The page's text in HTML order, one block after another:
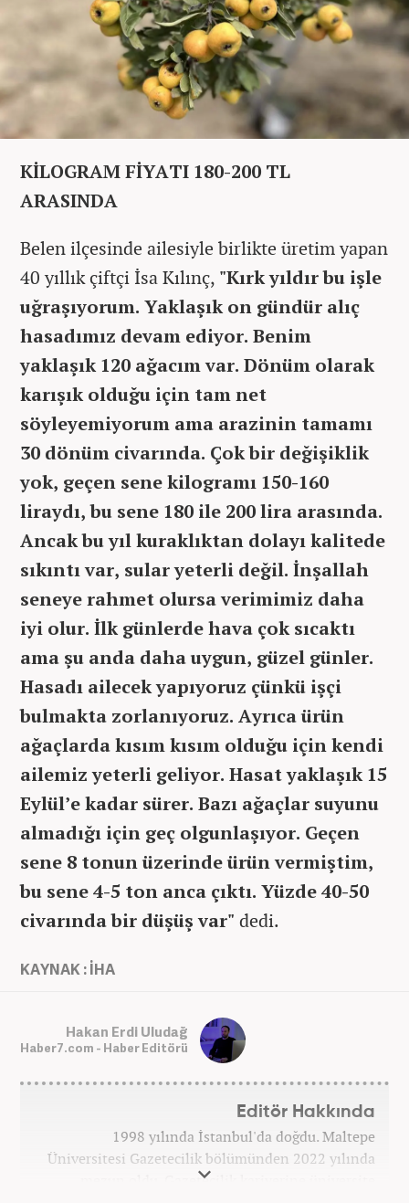
KİLOGRAM FİYATI 180-200 TL
ARASINDA
Belen ilçesinde ailesiyle birlikte üretim yapan
40 yıllık çiftçi İsa Kılınç, "Kırk yıldır bu işle
uğraşıyorum. Yaklaşık on gündür alıç
hasadımız devam ediyor. Benim
yaklaşık 120 ağacım var. Dönüm olarak
karışık olduğu için tam net
söyleyemiyorum ama arazinin tamamı
30 dönüm civarında. Çok bir değişiklik
yok, geçen sene kilogramı 150-160
liraydı, bu sene 180 ile 200 lira arasında.
Ancak bu yıl kuraklıktan dolayı kalitede
sıkıntı var, sular yeterli değil. İnşallah
seneye rahmet olursa verimimiz daha
iyi olur. İlk günlerde hava çok sıcaktı
ama şu anda daha uygun, güzel günler.
Hasadı ailecek yapıyoruz çünkü işçi
bulmakta zorlanıyoruz. Ayrıca ürün
ağaçlarda kısım kısım olduğu için kendi
ailemiz yeterli geliyor. Hasat yaklaşık 15
Eylül’e kadar sürer. Bazı ağaçlar suyunu
almadığı için geç olgunlaşıyor. Geçen
sene 8 tonun üzerinde ürün vermiştim,
bu sene 4-5 ton anca çıktı. Yüzde 40-50
civarında bir düşüş var" dedi.
KAYNAK : İHA
Hakan Erdi Uludağ
Haber7.com - Haber Editörü
Editör Hakkında
1998 yılında İstanbul'da doğdu. Maltepe
Üniversitesi Gazetecilik bölümünden 2022 yılında
mezun oldu. Gazetecilik kariyerine üniversite